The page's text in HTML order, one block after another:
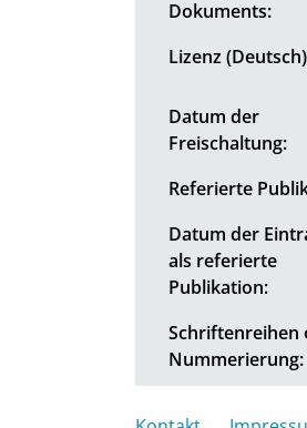
Dokuments:
Lizenz
Datum der
Freischaltung:
Referierte
Datum der
als referierte
Publikation:
Schriftenreihen
Nummerierung: